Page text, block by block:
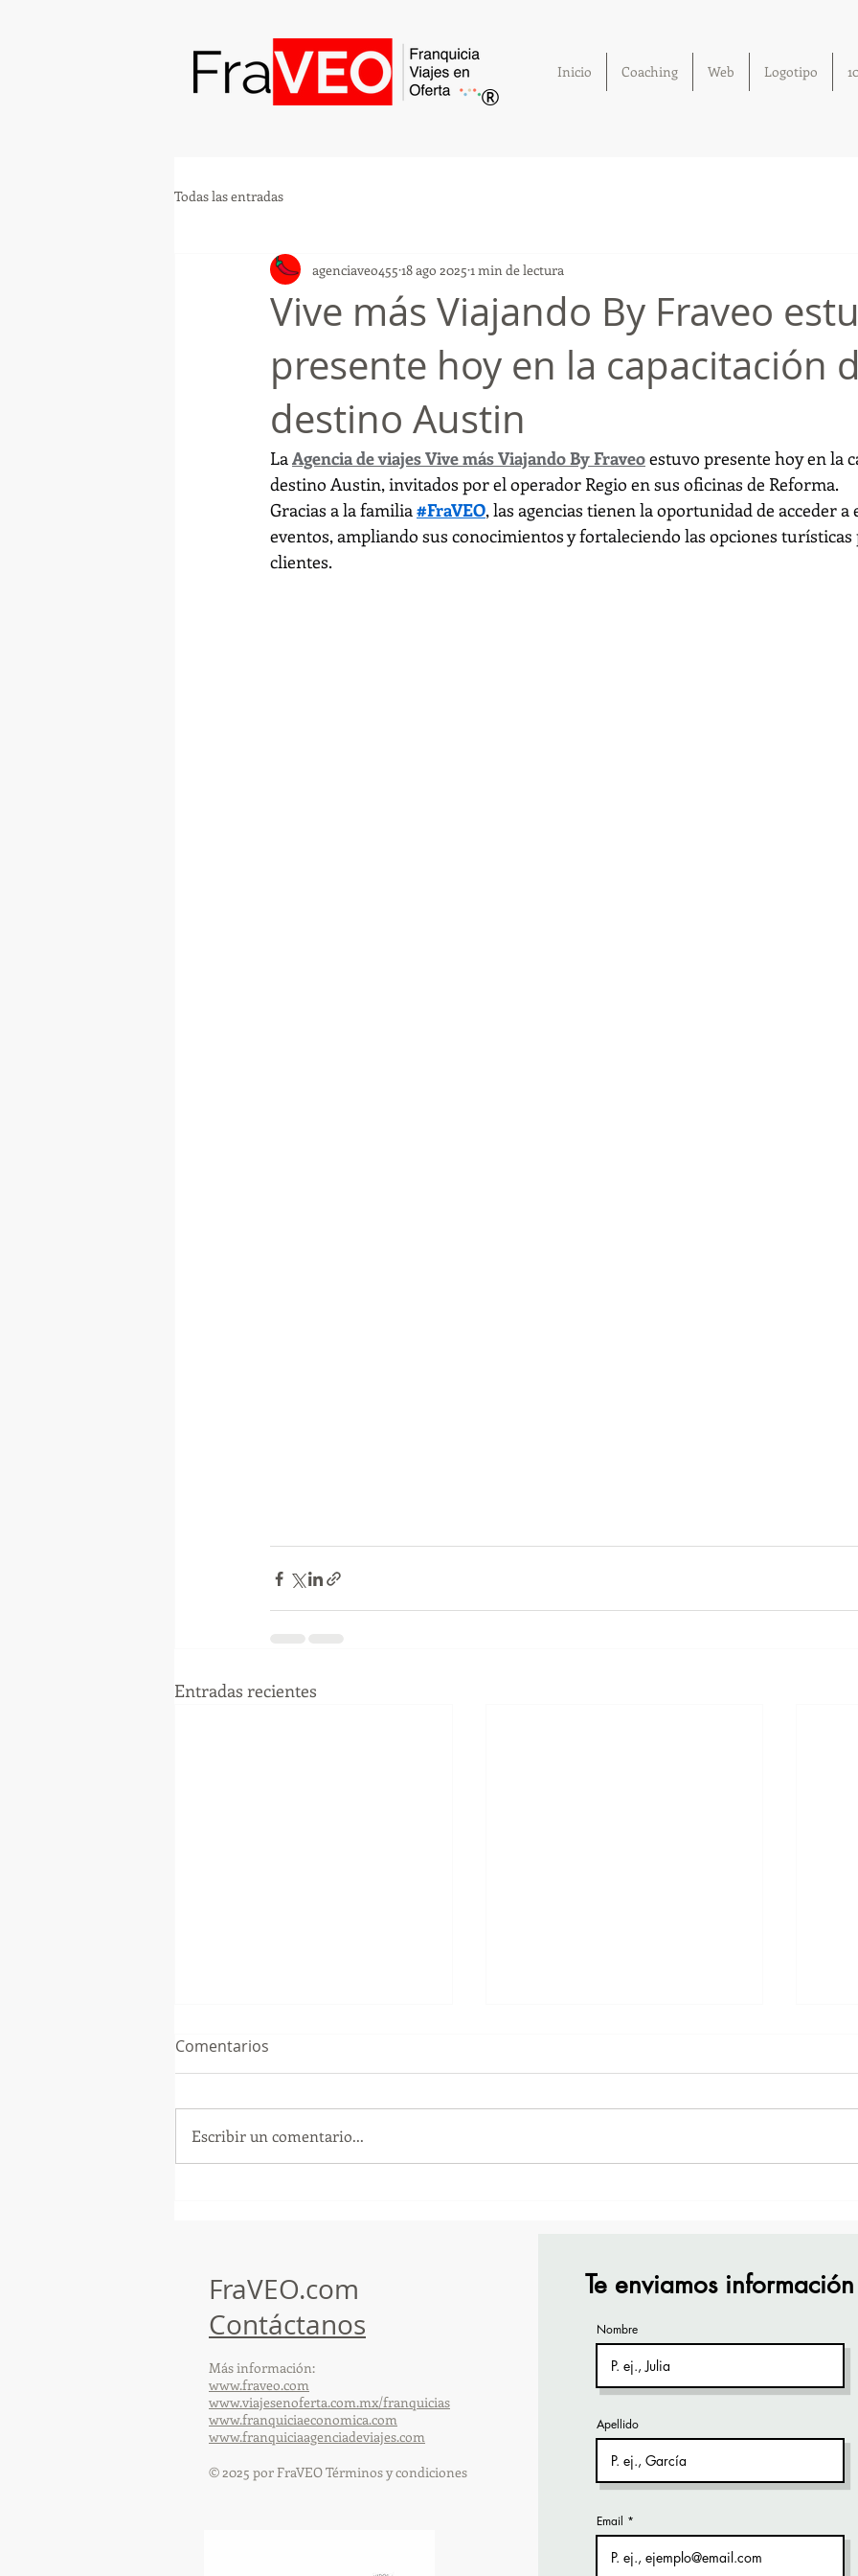
®
Inicio Coaching Web Logotipo
Todas las entradas
Vive más Viajando By Fraveo
presente hoy en la capacitación
destino Austin
agenciaveo455 18 ago 2025 1 min de lectura
La Agencia de viajes Vive más Viajando By Fraveo estuvo presente hoy en la
destino Austin, invitados por el operador Regio en sus oficinas de Reforma.
Gracias a la familia #FraVEO, las agencias tienen la oportunidad de acceder a
eventos, ampliando sus conocimientos y fortaleciendo las opciones turísticas
clientes.
Entradas recientes
Comentarios
Escribir un comentario...
FraVEO.com
Contáctanos
Más información:
www.fraveo.com
www.viajesenoferta.com.mx/franquicias
www.franquiciaeconomica.com
www.franquiciaagenciadeviajes.com
© 2025 por FraVEO Términos y condiciones
Te enviamos información
Nombre
Apellido
Email